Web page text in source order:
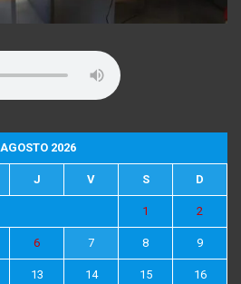
AGOSTO 2026
J V S D
1 2
6 7 8 9
13 14 15 16